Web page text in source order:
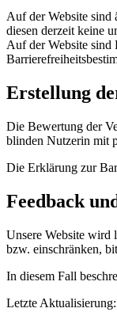
Auf der Website sind
diesen derzeit keine
Auf der Website sind
Erstellung
Die Bewertung der
blinden Nutzerin mit
Die Erklärung zur
Feedback
Unsere Website wird
bzw. einschränken,
In diesem Fall
Letzte